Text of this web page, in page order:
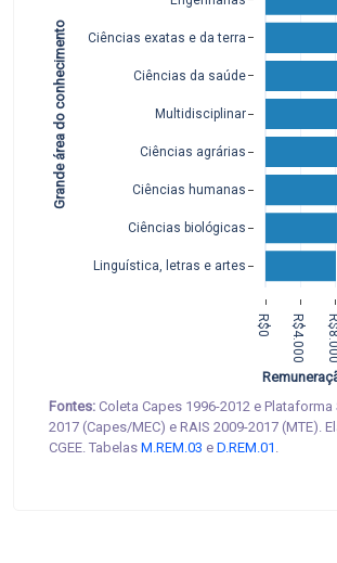
R$0 R$4.000
Linguística, letras e artes
Ciências biológicas
Ciências humanas
Ciências agrárias
Multidisciplinar
Ciências da saúde
Ciências exatas e da terra
Grande área do conhecimento
Fontes: Coleta Capes 1996-2012 e Plataforma
2017 (Capes/MEC) e RAIS 2009-2017 (MTE).
CGEE. Tabelas M.REM.03 e D.REM.01 .